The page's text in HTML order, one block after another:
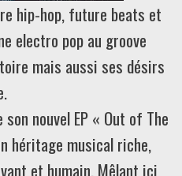
hip-hop, future beats et
electro pop au groove
mais aussi ses désirs
nouvel EP « Out of The
héritage musical riche,
et humain. Mêlant ici